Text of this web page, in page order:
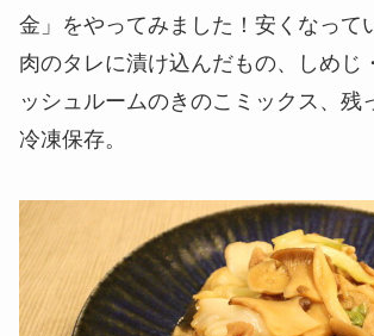
金」をやってみました！安くなって
肉のタレに漬け込んだもの、しめじ
ッシュルームのきのこミックス、残
冷凍保存。